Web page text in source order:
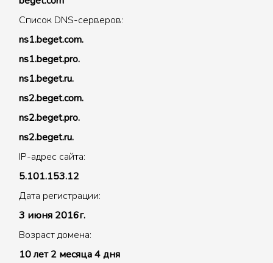
Список DNS-серверов:
ns1.beget.com.
ns1.beget.pro.
ns1.beget.ru.
ns2.beget.com.
ns2.beget.pro.
ns2.beget.ru.
IP-адрес сайта:
5.101.153.12
Дата регистрации:
3 июня 2016г.
Возраст домена:
10 лет 2 месяца 4 дня